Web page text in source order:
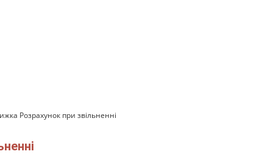
Розрахунок при звільненні